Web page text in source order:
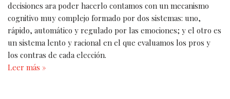
decisiones ara poder hacerlo contamos con un mecanismo
cognitivo muy complejo formado por dos sistemas: uno,
rápido, automático y regulado por las emociones; y el otro es
un sistema lento y racional en el que evaluamos los pros y
los contras de cada elección.
Leer más »